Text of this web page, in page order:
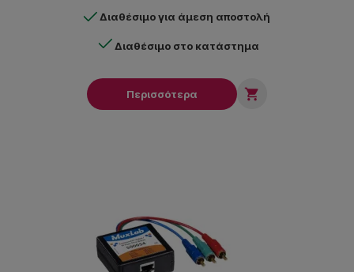
Διαθέσιμο για άμεση αποστολή
Διαθέσιμο στο κατάστημα
Περισσότερα 